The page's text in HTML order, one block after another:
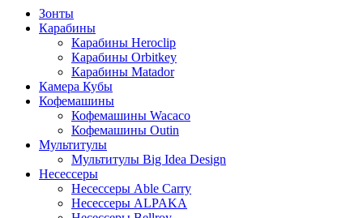
Зонты
Карабины
Карабины Heroclip
Карабины Orbitkey
Карабины Matador
Камера Кубы
Кофемашины
Кофемашины Wacaco
Кофемашины Outin
Мультитулы
Мультитулы Big Idea Design
Несессеры
Несессеры Able Carry
Несессеры ALPAKA